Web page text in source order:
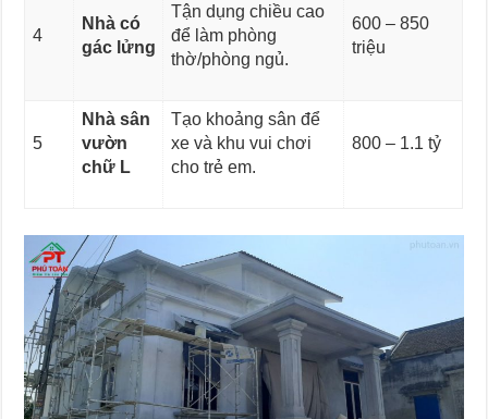
4
Nhà có
gác lửng
Tận dụng chiều cao
để làm phòng
thờ/phòng ngủ.
600 – 850
triệu
5
Nhà sân
vườn
chữ L
Tạo khoảng sân để
xe và khu vui chơi
cho trẻ em.
800 – 1.1 tỷ